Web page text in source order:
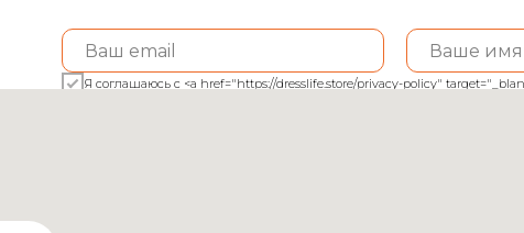
Я соглашаюсь с <a href="https://dresslife.store/privacy-policy"